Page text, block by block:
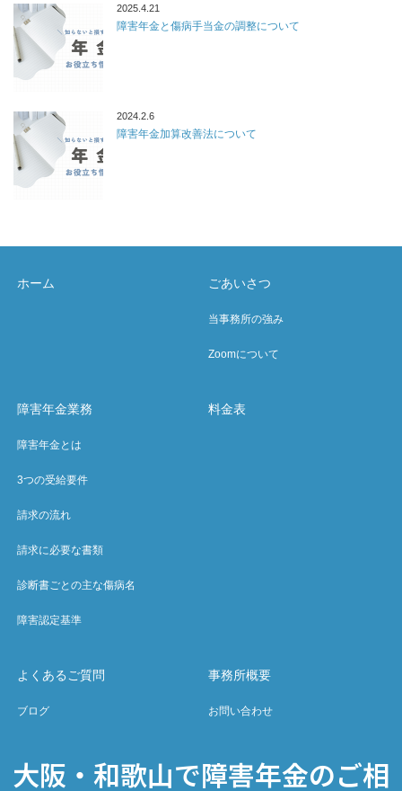
2025.4.21
障害年金と傷病手当金の調整について
2024.2.6
障害年金加算改善法について
ホーム ごあいさつ
当事務所の強み
Zoomについて
障害年金業務
障害年金とは
3つの受給要件
請求の流れ
請求に必要な書類
診断書ごとの主な傷病名
障害認定基準
料金表
よくあるご質問
ブログ
事務所概要
お問い合わせ
大阪・和歌山で障害年金のご相